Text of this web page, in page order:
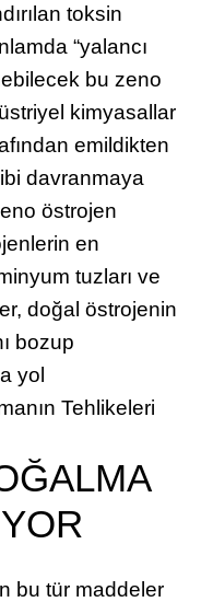
toksin
“yalancı
bu zeno
kimyasallar
emildikten
davranmaya
östrojen
en
tuzları ve
doğal östrojenin
bozup
yol
Tehlikeleri
bu tür maddeler